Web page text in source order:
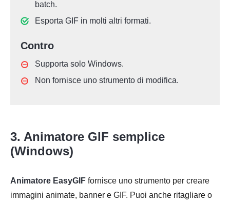
batch.
Esporta GIF in molti altri formati.
Contro
Supporta solo Windows.
Non fornisce uno strumento di modifica.
3. Animatore GIF semplice
(Windows)
Animatore EasyGIF fornisce uno strumento per creare
immagini animate, banner e GIF. Puoi anche ritagliare o